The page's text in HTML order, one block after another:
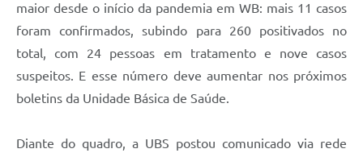
maior desde o início da pandemia em WB: mais 11 casos
foram confirmados, subindo para 260 positivados no
total, com 24 pessoas em tratamento e nove casos
suspeitos. E esse número deve aumentar nos próximos
boletins da Unidade Básica de Saúde.
Diante do quadro, a UBS postou comunicado via rede